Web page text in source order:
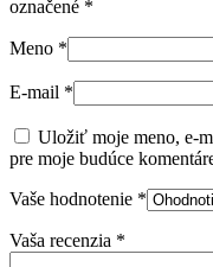
označené *
Meno *
E-mail *
Uložiť moje meno, e-
pre moje budúce
Vaše hodnotenie *
Vaša recenzia *